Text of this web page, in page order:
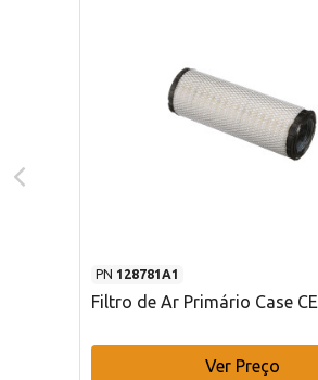
PN 128781A1
Filtro de Ar Primário Case CE
Ver Preço